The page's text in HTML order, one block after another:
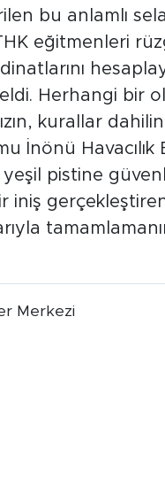
bu anlamlı
eğitmenleri
Herhangi bir
kurallar
İnönü Havacılık
yeşil pistine
iniş
Merkezi